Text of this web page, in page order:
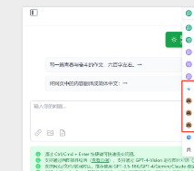
始
人
的
开